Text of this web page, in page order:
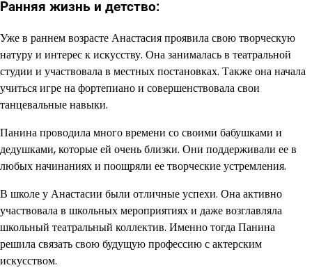
Ранняя жизнь и детство:
Уже в раннем возрасте Анастасия проявила свою творческую
натуру и интерес к искусству. Она занималась в театральной
студии и участвовала в местных постановках. Также она начала
учиться игре на фортепиано и совершенствовала свои
танцевальные навыки.
Панина проводила много времени со своими бабушками и
дедушками, которые ей очень близки. Они поддерживали ее в
любых начинаниях и поощряли ее творческие устремления.
В школе у Анастасии были отличные успехи. Она активно
участвовала в школьных мероприятиях и даже возглавляла
школьный театральный коллектив. Именно тогда Панина
решила связать свою будущую профессию с актерским
искусством.